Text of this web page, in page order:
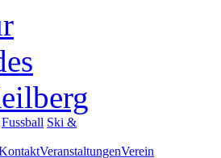
Fussball Ski &
VeranstaltungenVerein